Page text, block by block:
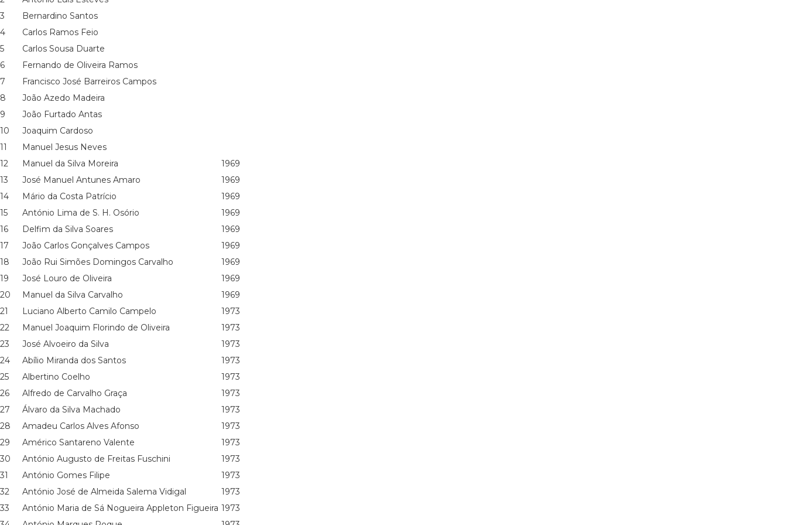
3
Bernardino Santos
4
Carlos Ramos Feio
5
Carlos Sousa Duarte
6
Fernando de Oliveira Ramos
7
Francisco José Barreiros Campos
8
João Azedo Madeira
9
João Furtado Antas
10
Joaquim Cardoso
11
Manuel Jesus Neves
12
Manuel da Silva Moreira
1969
13
José Manuel Antunes Amaro
1969
14
Mário da Costa Patrício
1969
15
António Lima de S. H. Osório
1969
16
Delfim da Silva Soares
1969
17
João Carlos Gonçalves Campos
1969
18
João Rui Simões Domingos Carvalho
1969
19
José Louro de Oliveira
1969
20
Manuel da Silva Carvalho
1969
21
Luciano Alberto Camilo Campelo
1973
22
Manuel Joaquim Florindo de Oliveira
1973
23
José Alvoeiro da Silva
1973
24
Abílio Miranda dos Santos
1973
25
Albertino Coelho
1973
26
Alfredo de Carvalho Graça
1973
27
Álvaro da Silva Machado
1973
28
Amadeu Carlos Alves Afonso
1973
29
Américo Santareno Valente
1973
30
António Augusto de Freitas Fuschini
1973
31
António Gomes Filipe
1973
32
António José de Almeida Salema Vidigal
1973
33
António Maria de Sá Nogueira Appleton Figueira 1973